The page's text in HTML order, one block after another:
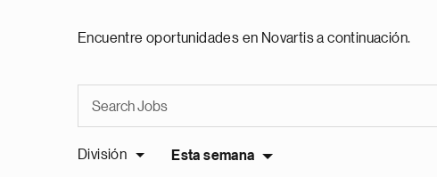
Encuentre oportunidades en Novartis a continuación.
División Esta semana